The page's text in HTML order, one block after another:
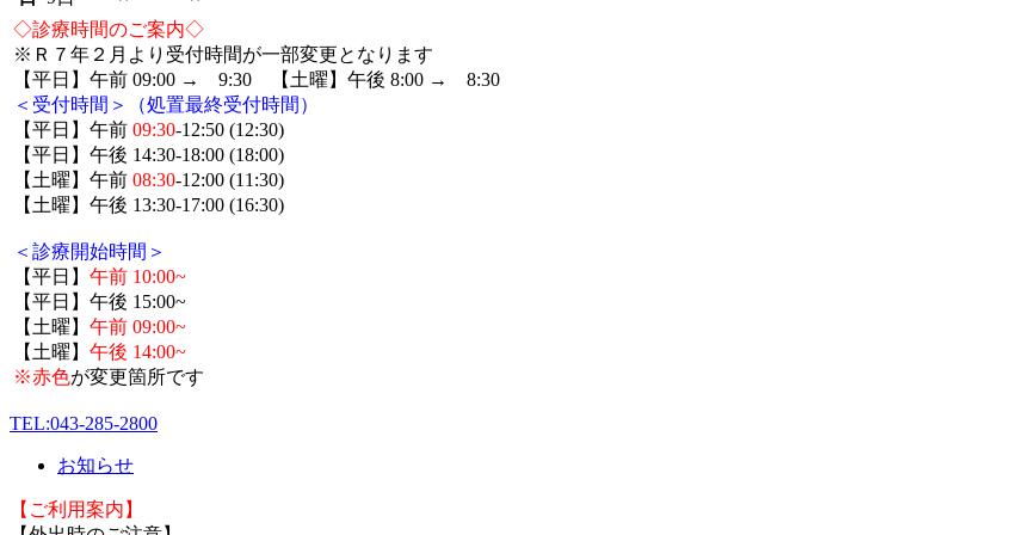
◇診療時間のご案内◇
※Ｒ７年２月より受付時間が一部変更となります
【平日】午前 09:00 → 9:30 【土曜】午後 8:00 → 8:30
＜受付時間＞（処置最終受付時間）
【平日】午前 09:30-12:50 (12:30)
【平日】午後 14:30-18:00 (18:00)
【土曜】午前 08:30-12:00 (11:30)
【土曜】午後 13:30-17:00 (16:30)
＜診療開始時間＞
【平日】 午前 10:00~
【平日】午後 15:00~
【土曜】 午前 09:00~
【土曜】 午後 14:00~
※赤色が変更箇所です
TEL:043-285-2800
お知らせ
【ご利用案内】